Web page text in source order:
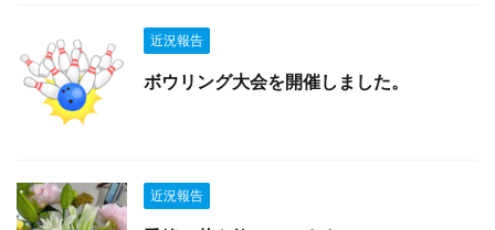
近況報告
ボウリング大会を開催しました。
近況報告